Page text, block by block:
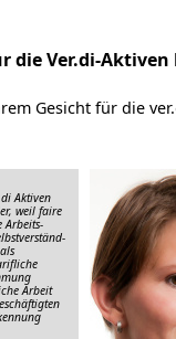
Ver.di-Aktiven
Gesicht für die
Aktiven
weil faire
Arbeits­
Arbeit